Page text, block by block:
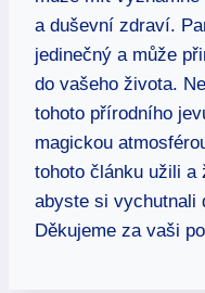
a duševní zdraví.
jedinečný a může
do vašeho života.
tohoto přírodního
magickou
tohoto článku užili a
abyste si vychutnali
Děkujeme za vaši